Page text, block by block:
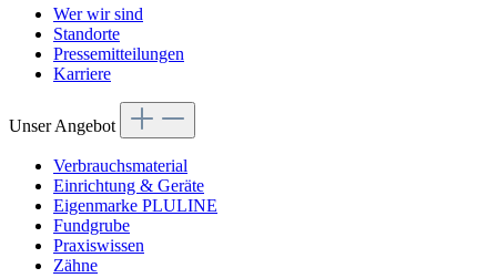
Wer wir sind
Standorte
Pressemitteilungen
Karriere
Unser Angebot
Verbrauchsmaterial
Einrichtung & Geräte
Eigenmarke PLULINE
Fundgrube
Praxiswissen
Zähne